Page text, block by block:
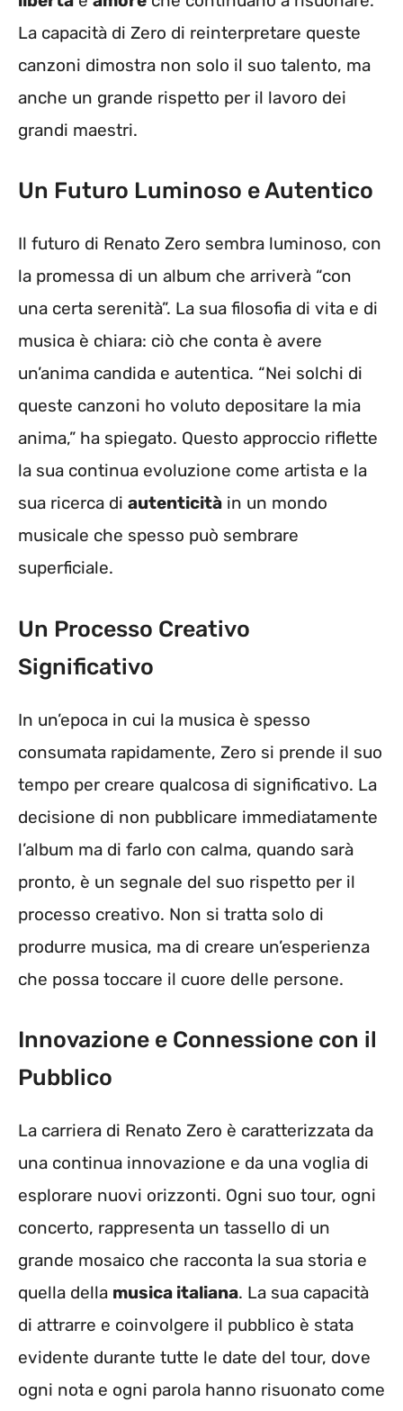
La capacità di Zero di reinterpretare queste
canzoni dimostra non solo il suo talento, ma
anche un grande rispetto per il lavoro dei
grandi maestri.
Un Futuro Luminoso e Autentico
Il futuro di Renato Zero sembra luminoso, con
la promessa di un album che arriverà “con
una certa serenità”. La sua filosofia di vita e di
musica è chiara: ciò che conta è avere
un’anima candida e autentica. “Nei solchi di
queste canzoni ho voluto depositare la mia
anima,” ha spiegato. Questo approccio riflette
la sua continua evoluzione come artista e la
sua ricerca di autenticità in un mondo
musicale che spesso può sembrare
superficiale.
Un Processo Creativo
Significativo
In un’epoca in cui la musica è spesso
consumata rapidamente, Zero si prende il suo
tempo per creare qualcosa di significativo. La
decisione di non pubblicare immediatamente
l’album ma di farlo con calma, quando sarà
pronto, è un segnale del suo rispetto per il
processo creativo. Non si tratta solo di
produrre musica, ma di creare un’esperienza
che possa toccare il cuore delle persone.
Innovazione e Connessione con il
Pubblico
La carriera di Renato Zero è caratterizzata da
una continua innovazione e da una voglia di
esplorare nuovi orizzonti. Ogni suo tour, ogni
concerto, rappresenta un tassello di un
grande mosaico che racconta la sua storia e
quella della musica italiana. La sua capacità
di attrarre e coinvolgere il pubblico è stata
evidente durante tutte le date del tour, dove
ogni nota e ogni parola hanno risuonato come